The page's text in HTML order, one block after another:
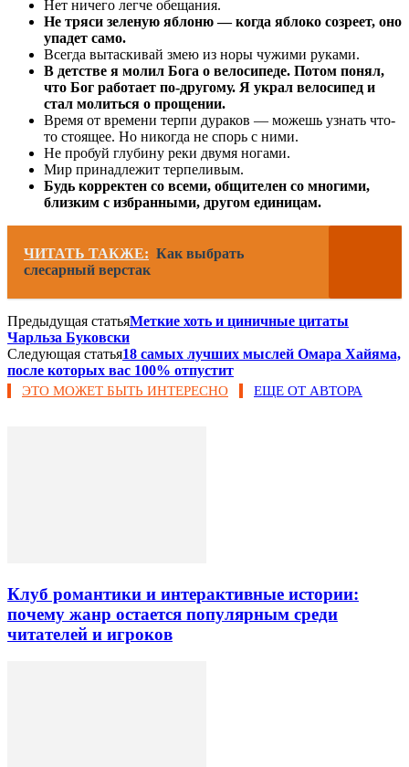
Нет ничего легче обещания.
Не тряси зеленую яблоню — когда яблоко созреет, оно
упадет само.
Всегда вытаскивай змею из норы чужими руками.
В детстве я молил Бога о велосипеде. Потом понял,
что Бог работает по-другому. Я украл велосипед и
стал молиться о прощении.
Время от времени терпи дураков — можешь узнать что-
то стоящее. Но никогда не спорь с ними.
Не пробуй глубину реки двумя ногами.
Мир принадлежит терпеливым.
Будь корректен со всеми, общителен со многими,
близким с избранными, другом единицам.
ЧИТАТЬ ТАКЖЕ: Как выбрать
слесарный верстак
Предыдущая статьяМеткие хоть и циничные цитаты
Чарльза Буковски
Следующая статья18 самых лучших мыслей Омара Хайяма,
после которых вас 100% отпустит
ЭТО МОЖЕТ БЫТЬ ИНТЕРЕСНО ЕЩЕ ОТ АВТОРА
Клуб романтики и интерактивные истории:
почему жанр остается популярным среди
читателей и игроков